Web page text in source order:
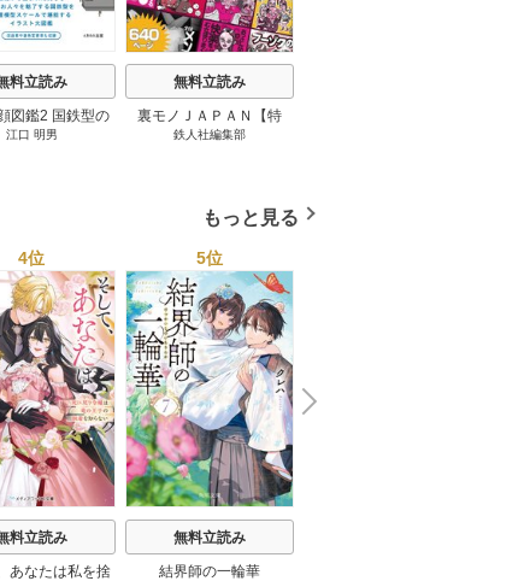
料立読み
図鑑2 国鉄型の
道車両 1巻
江口 明男
無料立読み
裏モノＪＡＰＡＮ【特
集】★超ボリューム版６
トレンド年間ベスト★お
っさん５０人の体験から
学ぶ★夢のようなエロい
楽園３０ 1巻
鉄人社編集部
もっと見る
4位
料立読み
あなたは私を捨
5位
無料立読み
結界師の一輪華
N
e
x
t